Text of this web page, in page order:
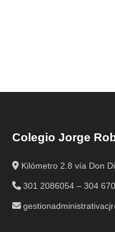
Colegio Jorge
Kilómetro 2.8 vía Don
301 2086054 – 304